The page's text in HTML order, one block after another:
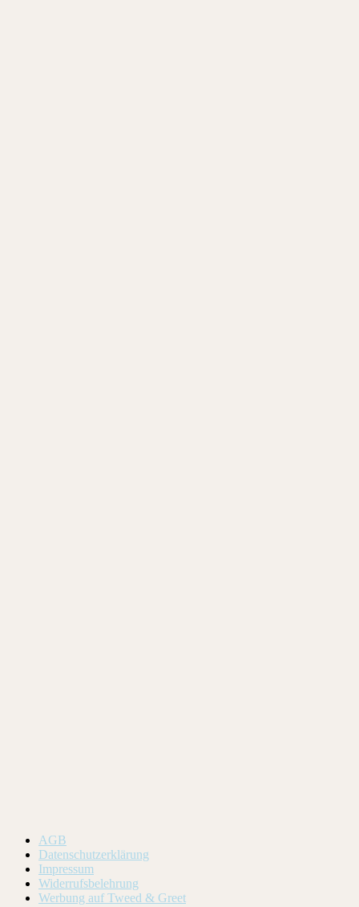
AGB
Datenschutzerklärung
Impressum
Widerrufsbelehrung
Werbung auf Tweed & Greet